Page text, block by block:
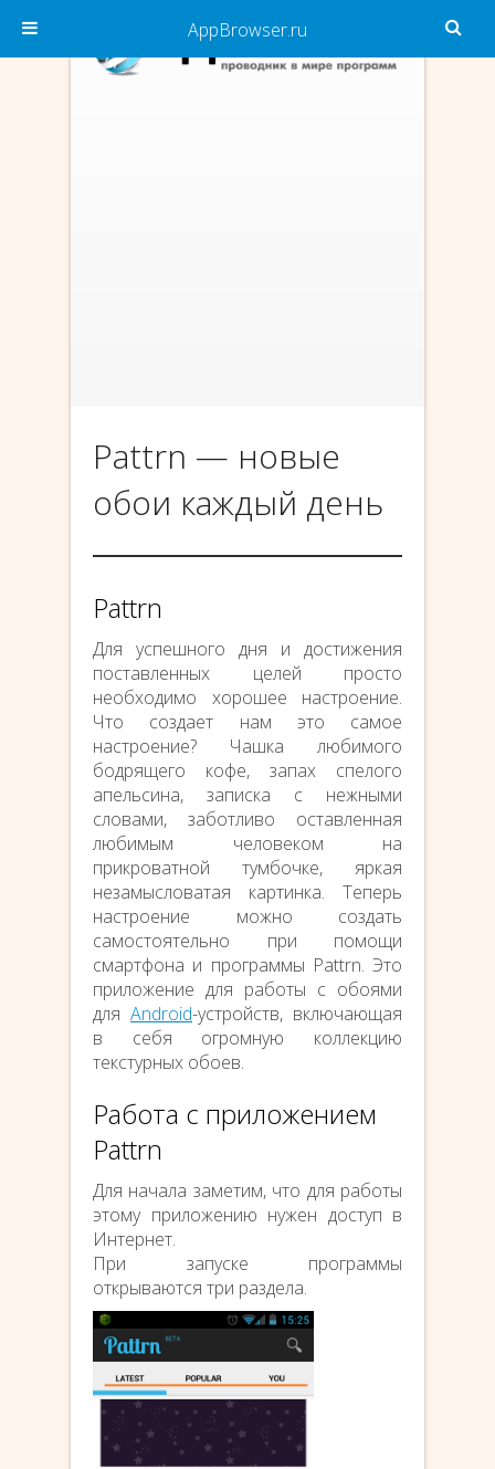
Pattrn — новые
обои каждый день
Pattrn
Для успешного дня и достижения
поставленных целей просто
необходимо хорошее настроение.
Что создает нам это самое
настроение? Чашка любимого
бодрящего кофе, запах спелого
апельсина, записка с нежными
словами, заботливо оставленная
любимым человеком на
прикроватной тумбочке, яркая
незамысловатая картинка. Теперь
настроение можно создать
самостоятельно при помощи
смартфона и программы Pattrn. Это
приложение для работы с обоями
для Android-устройств, включающая
в себя огромную коллекцию
текстурных обоев.
Работа с приложением
Pattrn
Для начала заметим, что для работы
этому приложению нужен доступ в
Интернет.
При запуске программы
открываются три раздела.
AppBrowser.ru